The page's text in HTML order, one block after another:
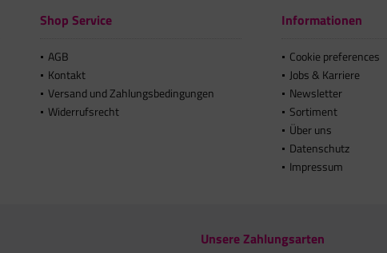
Shop Service
AGB
Kontakt
Versand und Zahlungsbedingungen
Widerrufsrecht
Informationen
Cookie preferences
Jobs & Karriere
Newsletter
Sortiment
Über uns
Datenschutz
Impressum
Unsere Zahlungsarten